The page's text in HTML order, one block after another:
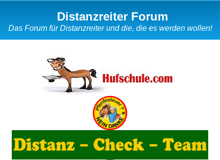
Distanzreiter Forum
Das Forum für Distanzreiter und die, die es werden wollen!